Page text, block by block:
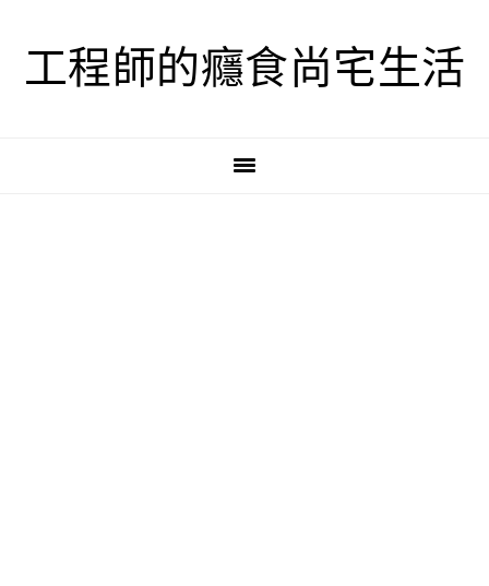
工程師的癮食尚宅生活